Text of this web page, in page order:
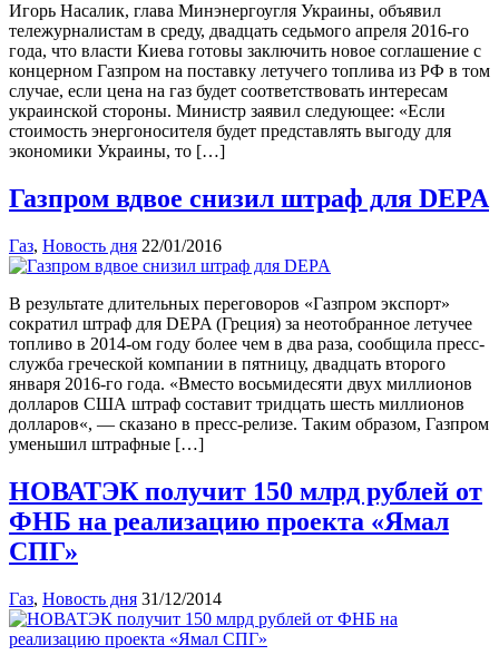
Игорь Насалик, глава Минэнергоугля Украины, объявил
тележурналистам в среду, двадцать седьмого апреля 2016-го
года, что власти Киева готовы заключить новое соглашение с
концерном Газпром на поставку летучего топлива из РФ в том
случае, если цена на газ будет соответствовать интересам
украинской стороны. Министр заявил следующее: «Если
стоимость энергоносителя будет представлять выгоду для
экономики Украины, то […]
Газпром вдвое снизил штраф для DEPA
Газ, Новость дня 22/01/2016
В результате длительных переговоров «Газпром экспорт»
сократил штраф для DEPA (Греция) за неотобранное летучее
топливо в 2014-ом году более чем в два раза, сообщила пресс-
служба греческой компании в пятницу, двадцать второго
января 2016-го года. «Вместо восьмидесяти двух миллионов
долларов США штраф составит тридцать шесть миллионов
долларов«, — сказано в пресс-релизе. Таким образом, Газпром
уменьшил штрафные […]
НОВАТЭК получит 150 млрд рублей от
ФНБ на реализацию проекта «Ямал
СПГ»
Газ, Новость дня 31/12/2014